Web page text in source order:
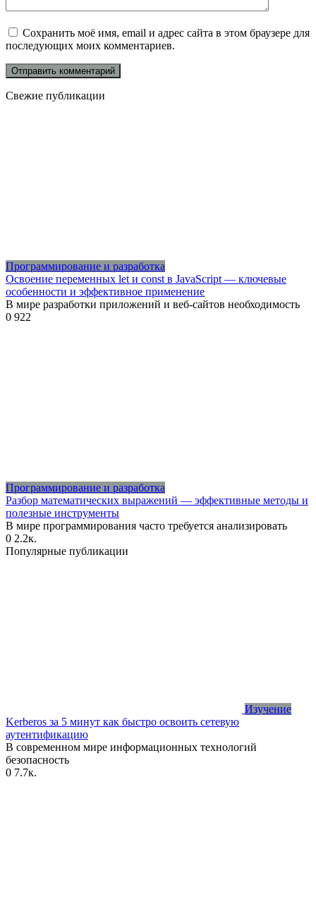
Сохранить моё имя, email и адрес сайта в этом браузере для
последующих моих комментариев.
Свежие публикации
Программирование и разработка
Освоение переменных let и const в JavaScript — ключевые
особенности и эффективное применение
В мире разработки приложений и веб-сайтов необходимость
0 922
Программирование и разработка
Разбор математических выражений — эффективные методы и
полезные инструменты
В мире программирования часто требуется анализировать
0 2.2к.
Популярные публикации
Изучение
Kerberos за 5 минут как быстро освоить сетевую
аутентификацию
В современном мире информационных технологий
безопасность
0 7.7к.